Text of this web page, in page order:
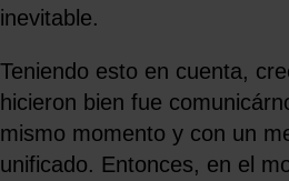
inevitable.
Teniendo esto en cuenta,
hicieron bien fue
mismo momento y con un
unificado. Entonces, en el